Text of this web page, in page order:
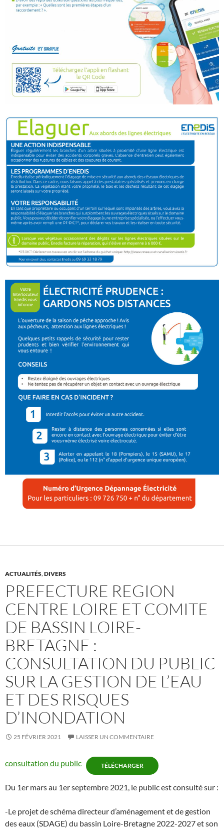
ACTUALITÉS,DIVERS
PREFECTURE REGION
CENTRE LOIRE ET COMITE
DE BASSIN LOIRE-
BRETAGNE :
CONSULTATION DU PUBLIC
SUR LA GESTION DE L’EAU
ET DES RISQUES
D’INONDATION
25 FÉVRIER 2021 LAISSER UN COMMENTAIRE
consultation du public TÉLÉCHARGER
Du 1er mars au 1er septembre 2021, le public est consulté sur :
-Le projet de schéma directeur d’aménagement et de gestion
des eaux (SDAGE) du bassin Loire-Bretagne 2022-2027 et son